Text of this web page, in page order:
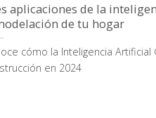
aplicaciones de la
de tu hogar
cómo la Inteligencia
en 2024